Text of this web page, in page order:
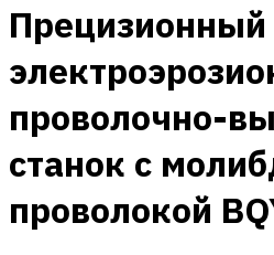
Прецизионный
проволочно-
станок с
проволокой